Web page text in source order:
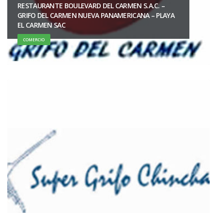
RESTAURANTE BOULEVARD DEL CARMEN S.A.C. –
GRIFO DEL CARMEN NUEVA PANAMERICANA – PLAYA
EL CARMEN SAC
COMERCIO